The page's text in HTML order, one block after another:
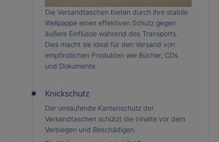
Die Versandtaschen bieten durch ihre stabile
Wellpappe einen effektiven Schutz gegen
äußere Einflüsse während des Transports.
Dies macht sie ideal für den Versand von
empfindlichen Produkten wie Bücher, CDs
und Dokumente.
Knickschutz
Der umlaufende Kantenschutz der
Versandtaschen schützt die Inhalte vor dem
Verbiegen und Beschädigen.